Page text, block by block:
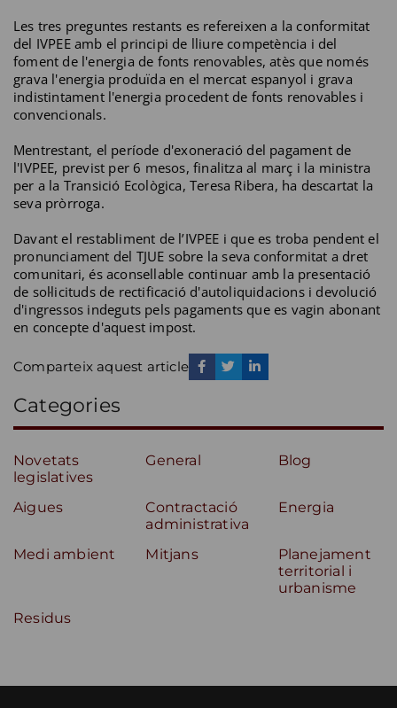
Les tres preguntes restants es refereixen a la conformitat
del IVPEE amb el principi de lliure competència i del
foment de l'energia de fonts renovables, atès que només
grava l'energia produïda en el mercat espanyol i grava
indistintament l'energia procedent de fonts renovables i
convencionals.
Mentrestant, el període d'exoneració del pagament de
l'IVPEE, previst per 6 mesos, finalitza al març i la ministra
per a la Transició Ecològica, Teresa Ribera, ha descartat la
seva pròrroga.
Davant el restabliment de l’IVPEE i que es troba pendent el
pronunciament del TJUE sobre la seva conformitat a dret
comunitari, és aconsellable continuar amb la presentació
de sol·licituds de rectificació d'autoliquidacions i devolució
d'ingressos indeguts pels pagaments que es vagin abonant
en concepte d'aquest impost.
Comparteix aquest article
Categories
Novetats
legislatives
General Blog
Aigues
Contractació
administrativa
Energia
Medi ambient Mitjans
Planejament
territorial i
urbanisme
Residus